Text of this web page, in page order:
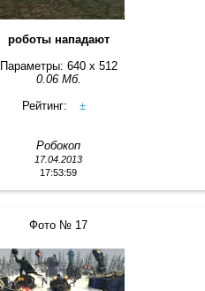
роботы нападают
Параметры: 640 x 512
0.06 Мб.
Рейтинг:
±
Робокоп
17.04.2013
17:53:59
Фото № 17